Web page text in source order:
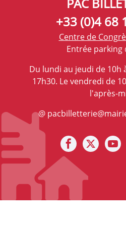
+33 (0)4 68
Centre de
Entrée parking
Du lundi au jeudi de 10h
17h30. Le vendredi de
l'après-
@
NotreNotre